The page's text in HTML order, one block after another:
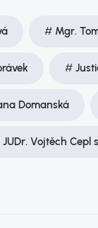
Mgr.
Domanská
JUDr. Vojtěch Cepl